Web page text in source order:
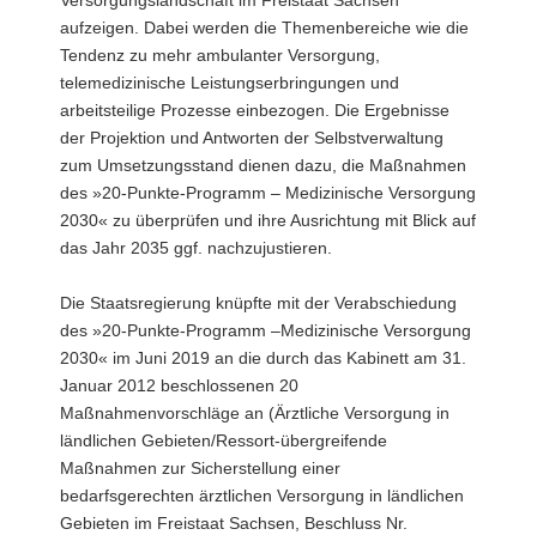
aufzeigen. Dabei werden die Themenbereiche wie die
Tendenz zu mehr ambulanter Versorgung,
telemedizinische Leistungserbringungen und
arbeitsteilige Prozesse einbezogen. Die Ergebnisse
der Projektion und Antworten der Selbstverwaltung
zum Umsetzungsstand dienen dazu, die Maßnahmen
des »20-Punkte-Programm – Medizinische Versorgung
2030« zu überprüfen und ihre Ausrichtung mit Blick auf
das Jahr 2035 ggf. nachzujustieren.
Die Staatsregierung knüpfte mit der Verabschiedung
des »20-Punkte-Programm –Medizinische Versorgung
2030« im Juni 2019 an die durch das Kabinett am 31.
Januar 2012 beschlossenen 20
Maßnahmenvorschläge an (Ärztliche Versorgung in
ländlichen Gebieten/Ressort-übergreifende
Maßnahmen zur Sicherstellung einer
bedarfsgerechten ärztlichen Versorgung in ländlichen
Gebieten im Freistaat Sachsen, Beschluss Nr.